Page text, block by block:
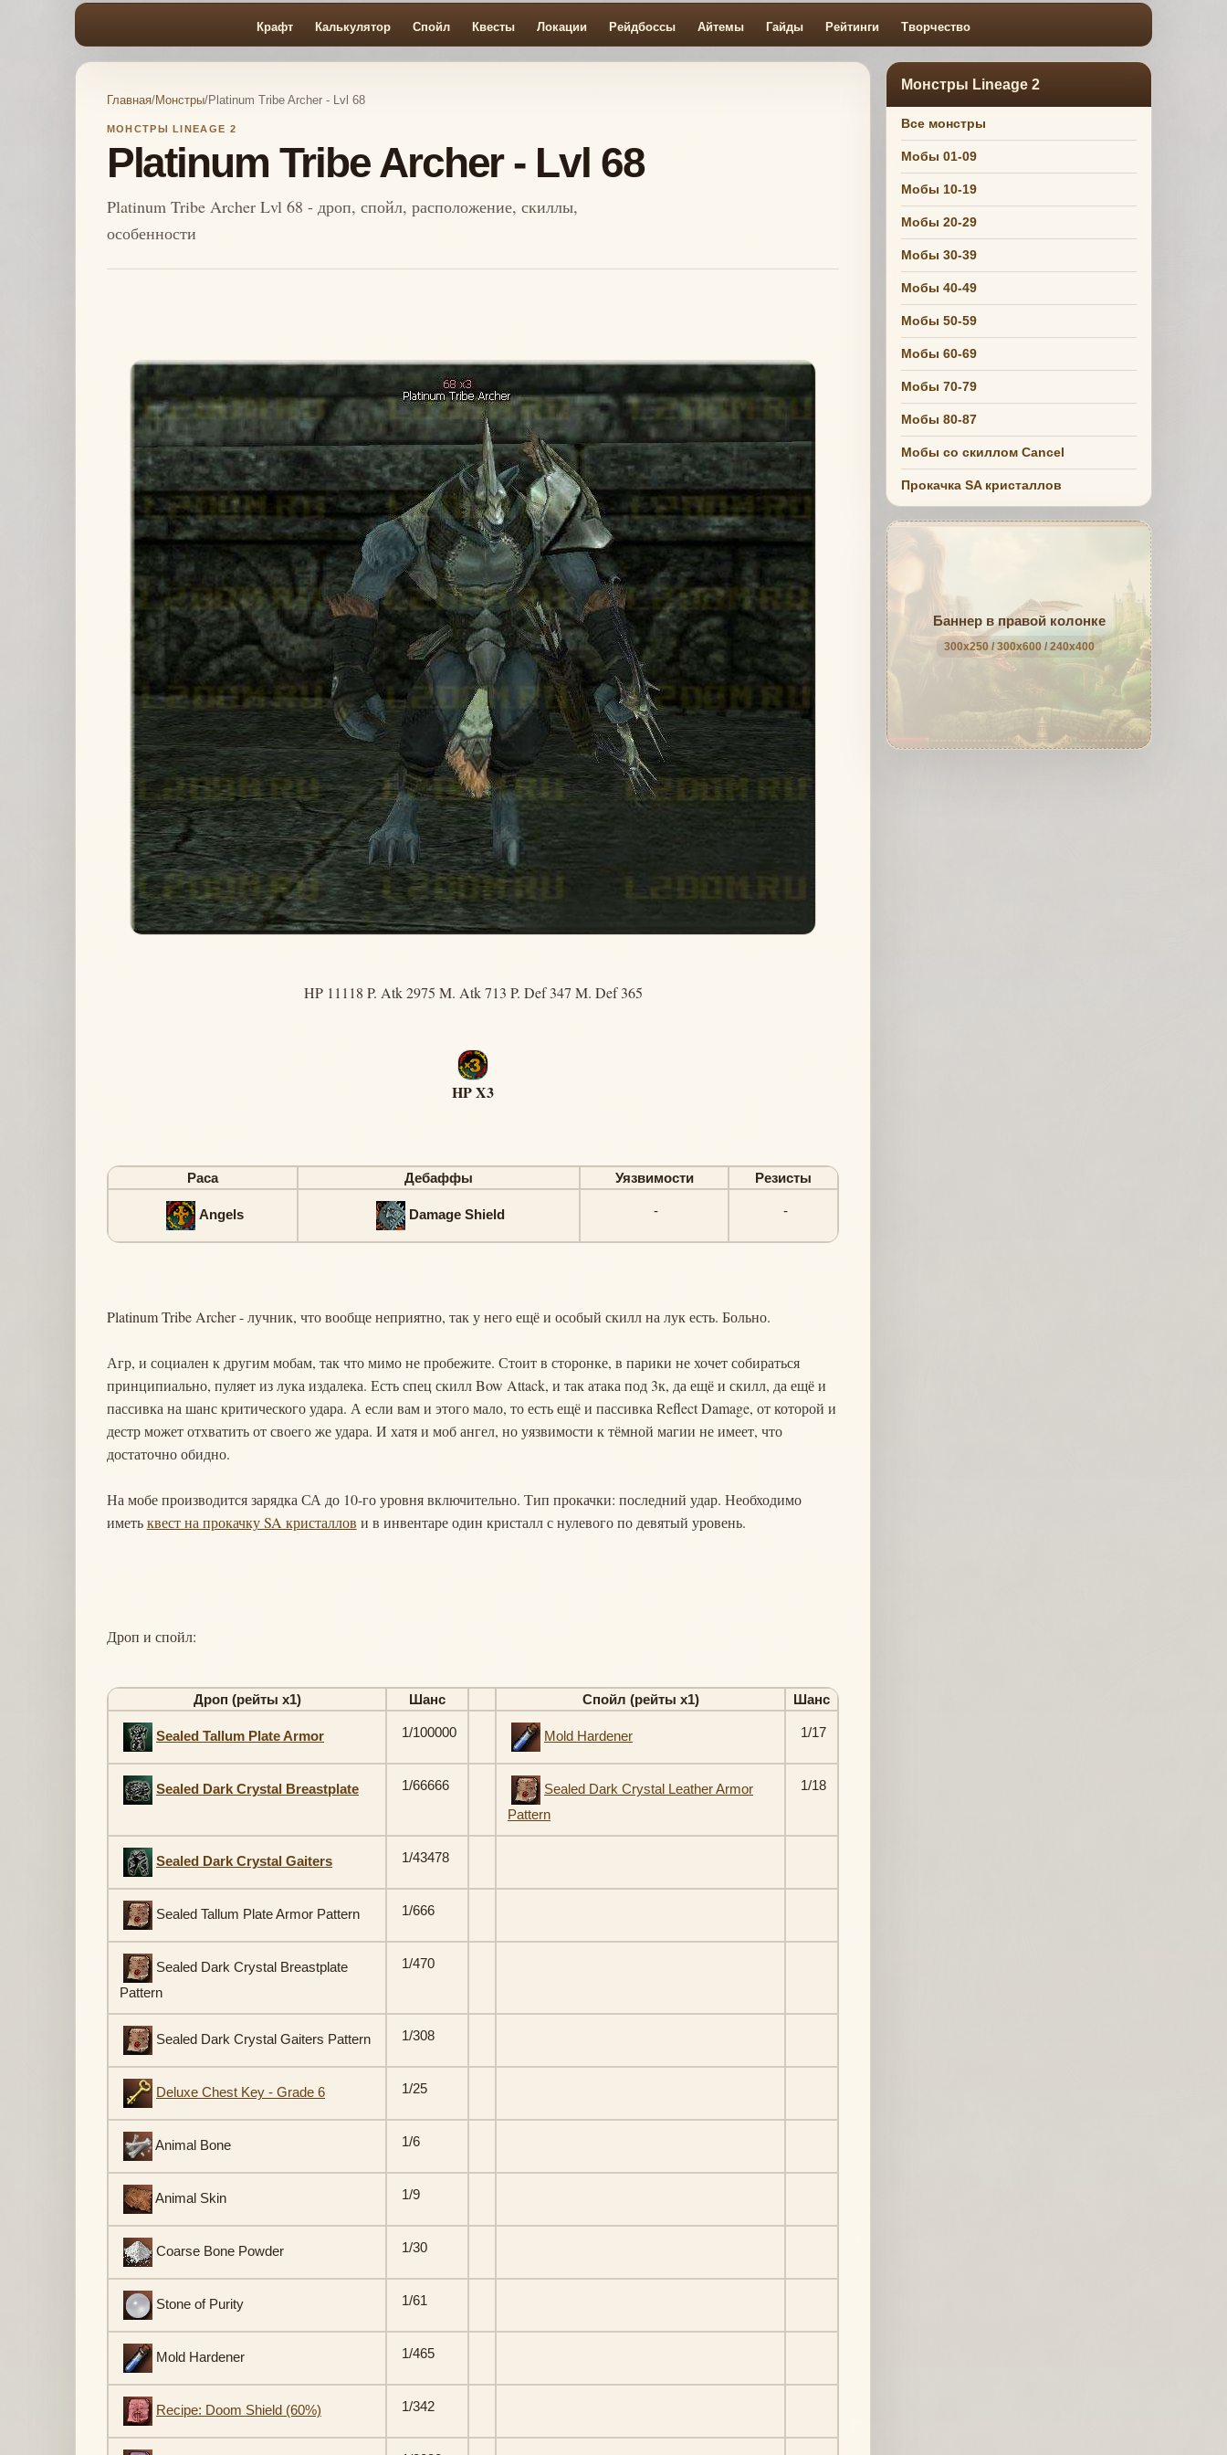
Крафт Калькулятор Спойл Квесты Локации Рейдбоссы Айтемы Гайды Рейтинги Творчество
Главная/Монстры/Platinum Tribe Archer - Lvl 68
МОНСТРЫ LINEAGE 2
Platinum Tribe Archer - Lvl 68
Platinum Tribe Archer Lvl 68 - дроп, спойл, расположение, скиллы,
особенности
HP 11118 P. Atk 2975 M. Atk 713 P. Def 347 M. Def 365
HP X3
Раса Дебаффы Уязвимости Резисты
Angels Damage Shield - -
Platinum Tribe Archer - лучник, что вообще неприятно, так у него ещё и особый скилл на лук есть. Больно.
Агр, и социален к другим мобам, так что мимо не пробежите. Стоит в сторонке, в парики не хочет собираться
принципиально, пуляет из лука издалека. Есть спец скилл Bow Attack, и так атака под 3к, да ещё и скилл, да ещё и
пассивка на шанс критического удара. А если вам и этого мало, то есть ещё и пассивка Reflect Damage, от которой и
дестр может отхватить от своего же удара. И хатя и моб ангел, но уязвимости к тёмной магии не имеет, что
достаточно обидно.
На мобе производится зарядка СА до 10-го уровня включительно. Тип прокачки: последний удар. Необходимо
иметьквест на прокачку SA кристаллов и в инвентаре один кристалл с нулевого по девятый уровень.
Дроп и спойл:
Дроп (рейты х1) Шанс Спойл (рейты х1) Шанс
Sealed Tallum Plate Armor 1/100000 Mold Hardener 1/17
Sealed Dark Crystal Breastplate 1/66666
Sealed Dark Crystal Leather Armor
Pattern
1/18
Sealed Dark Crystal Gaiters 1/43478
Sealed Tallum Plate Armor Pattern 1/666
Sealed Dark Crystal Breastplate
Pattern
1/470
Sealed Dark Crystal Gaiters Pattern 1/308
Deluxe Chest Key - Grade 6 1/25
Animal Bone 1/6
Animal Skin 1/9
Coarse Bone Powder 1/30
Stone of Purity 1/61
Mold Hardener 1/465
Recipe: Doom Shield (60%) 1/342
Монстры Lineage 2
Все монстры
Мобы 01-09
Мобы 10-19
Мобы 20-29
Мобы 30-39
Мобы 40-49
Мобы 50-59
Мобы 60-69
Мобы 70-79
Мобы 80-87
Мобы со скиллом Cancel
Прокачка SA кристаллов
Баннер в правой колонке
300x250 / 300x600 / 240x400